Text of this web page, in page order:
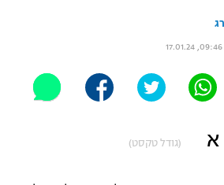
פודקאסט
בפרסים א (גודל טקסט)